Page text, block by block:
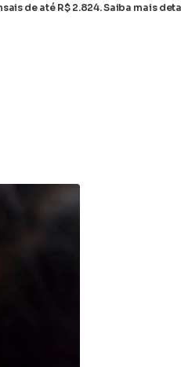
de até R$ 2.824. Saiba mais